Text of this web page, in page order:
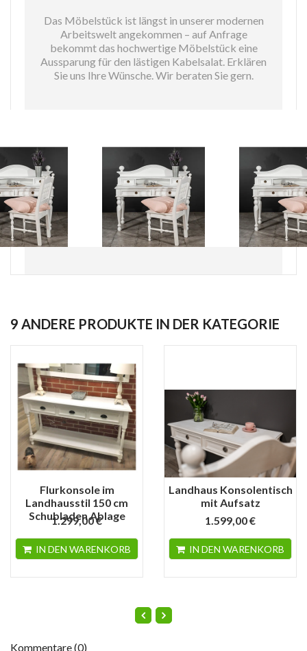
Das Möbelstück ist längst in unserer modernen
Arbeitswelt angekommen – auf Anfrage
bekommt das hochwertige Möbelstück eine
Aussparung für den lästigen Kabelsalat. Erklären
Sie uns Ihre Wünsche. Wir beraten Sie gern.
9 ANDERE PRODUKTE IN DER KATEGORIE
Flurkonsole im
Landhausstil 150 cm
Schubladen Ablage
1.299,00 €
IN DEN WARENKORB
Landhaus Konsolentisch
mit Aufsatz
1.599,00 €
IN DEN WARENKORB
Kommentare (0)